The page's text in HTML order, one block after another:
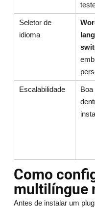
Seletor de
idioma
Escalabilidade
Como
multilíngue
Antes de instalar um